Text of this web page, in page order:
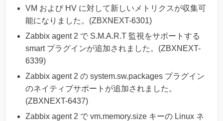
VM および HV に対して新しいメトリクスが収集可
能になりました。(ZBXNEXT-6301)
Zabbix agent 2 で S.M.A.R.T 監視をサポートする
smart プラグインが追加されました。(ZBXNEXT-
6339)
Zabbix agent 2 の system.sw.packages プラグイン
のネイティブサポートが追加されました。
(ZBXNEXT-6437)
Zabbix agent 2 で vm.memory.size キーの Linux ネ